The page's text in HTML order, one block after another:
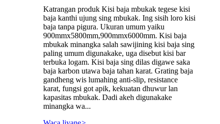
Katrangan produk Kisi baja mbukak tegese kisi
baja kanthi ujung sing mbukak. Ing sisih loro kisi
baja tanpa pigura. Ukuran umum yaiku
900mmx5800mm,900mmx6000mm. Kisi baja
mbukak minangka salah sawijining kisi baja sing
paling umum digunakake, uga disebut kisi bar
terbuka logam. Kisi baja sing dilas digawe saka
baja karbon utawa baja tahan karat. Grating baja
gandheng wis lumahing anti-slip, resistance
karat, fungsi got apik, kekuatan dhuwur lan
kapasitas mbukak. Dadi akeh digunakake
minangka wa...